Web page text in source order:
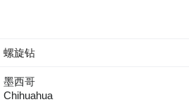
螺旋钻
墨西哥
Chihuahua